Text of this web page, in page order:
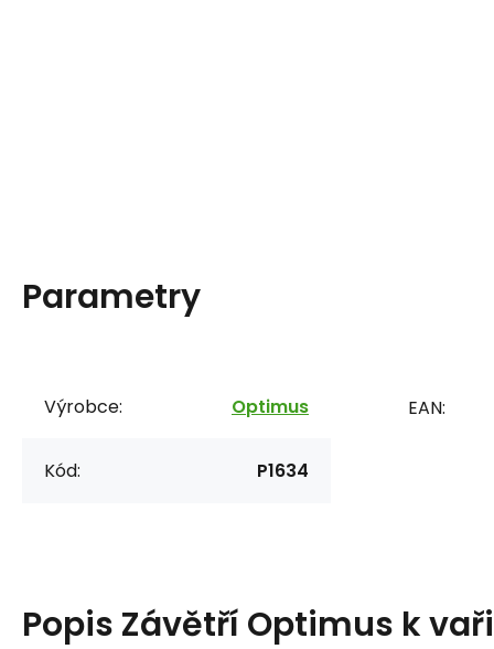
Parametry
Výrobce: Optimus
Kód: P1634
EAN:
Popis Závětří Optimus k